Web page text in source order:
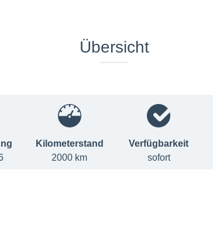
Übersicht
Kilometerstand
2000 km
Verfügbarkeit
sofort